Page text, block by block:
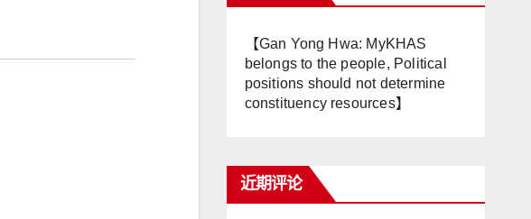
【Gan Yong Hwa: MyKHAS
belongs to the people, Political
positions should not determine
constituency resources】
近期评论